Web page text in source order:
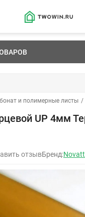
и полимерные листы /
UP 4мм
отзывБренд: